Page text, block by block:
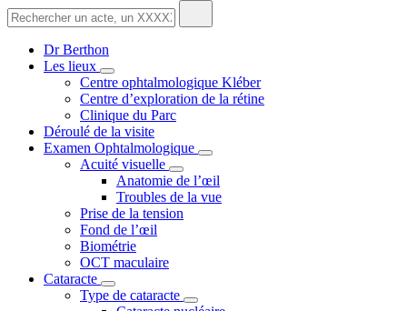
Dr Berthon
Les lieux
Centre ophtalmologique Kléber
Centre d’exploration de la rétine
Clinique du Parc
Déroulé de la visite
Examen Ophtalmologique
Acuité visuelle
Anatomie de l’œil
Troubles de la vue
Prise de la tension
Fond de l’œil
Biométrie
OCT maculaire
Cataracte
Type de cataracte